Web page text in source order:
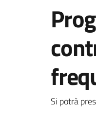
Si potrà